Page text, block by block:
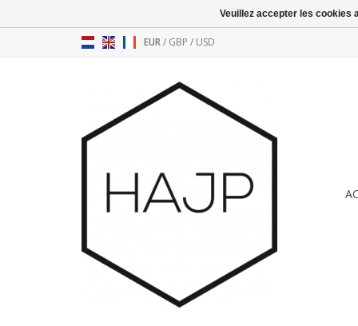
EUR/ GBP / USD
Veuillez accepter les cookies